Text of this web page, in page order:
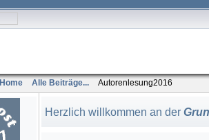
Home Alle Beiträge... Autorenlesung2016
Herzlich willkommen an der